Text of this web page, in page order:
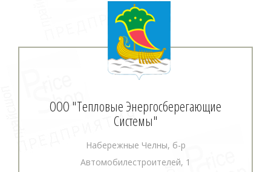
ООО "Тепловые Энергосберегающие
Системы"
Набережные Челны, б-р
Автомобилестроителей, 1